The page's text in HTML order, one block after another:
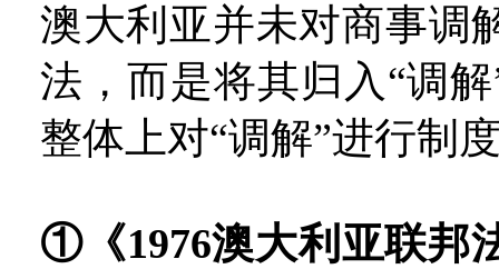
澳大利亚并未对商事调
法，而是将其归入“调
整体上对“调解”进行制
①《1976澳大利亚联邦